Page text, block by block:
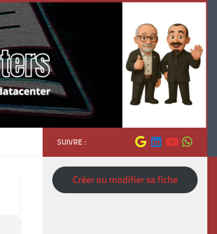
SUIVRE :
Créer ou modifier sa fiche